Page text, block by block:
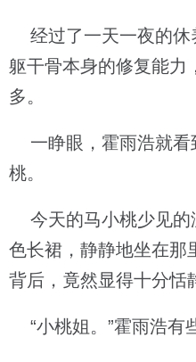
经过了一天一夜的休
躯干骨本身的修复能力
多。
一睁眼，霍雨浩就看
桃。
今天的马小桃少见的
色长裙，静静地坐在那
背后，竟然显得十分恬
“小桃姐。”霍雨浩有